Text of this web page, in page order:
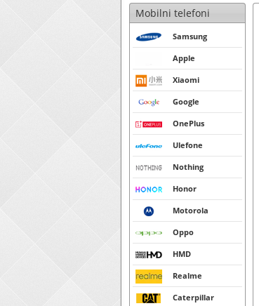
Mobilni telefoni
Samsung
Apple
Xiaomi
Google
OnePlus
Ulefone
Nothing
Honor
Motorola
Oppo
HMD
Realme
Caterpillar